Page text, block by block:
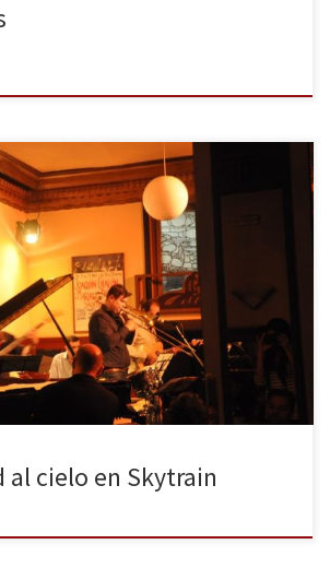
aún me faltan por hacer de mi lista de
este jueves tuve la suerte de tachar «Ir
Y qué concierto, y qué lugar. En pleno
sentirte transportado a 1920 solo con
al cielo en Skytrain